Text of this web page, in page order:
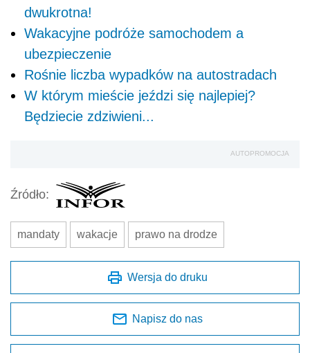
dwukrotna!
Wakacyjne podróże samochodem a
ubezpieczenie
Rośnie liczba wypadków na autostradach
W którym mieście jeździ się najlepiej?
Będziecie zdziwieni...
AUTOPROMOCJA
Źródło:
mandaty wakacje prawo na drodze
Wersja do druku
Napisz do nas